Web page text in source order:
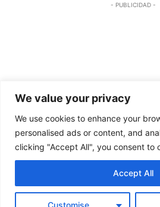
We value your privacy
We use cookies to enhance your
personalised ads or content, and
clicking "Accept All", you consent to
Customise
Accept All
- PUBLICIDAD -
© 2026 Hoy Arizona. All Rights